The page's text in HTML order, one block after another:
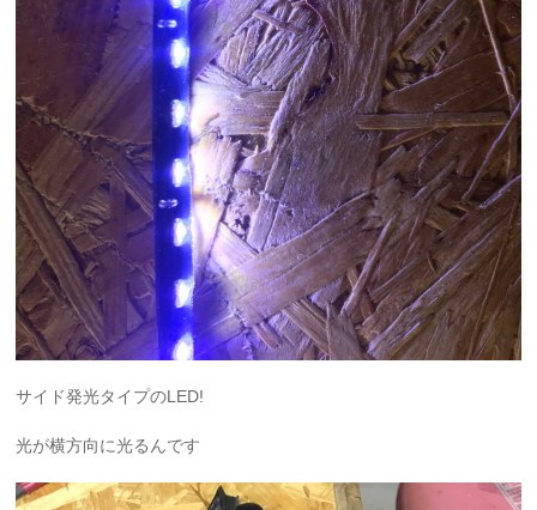
サイド発光タイプのLED!
光が横方向に光るんです